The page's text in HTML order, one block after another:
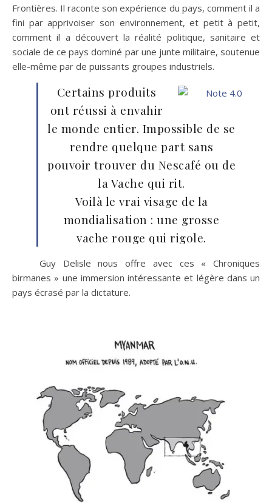
Frontières. Il raconte son expérience du pays, comment il a
fini par apprivoiser son environnement, et petit à petit,
comment il a découvert la réalité politique, sanitaire et
sociale de ce pays dominé par une junte militaire, soutenue
elle-même par de puissants groupes industriels.
Certains produits
ont réussi à envahir
le monde entier. Impossible de se
rendre quelque part sans
pouvoir trouver du Nescafé ou de
la Vache qui rit.
Voilà le vrai visage de la
mondialisation : une grosse
vache rouge qui rigole.
Guy Delisle nous offre avec ces « Chroniques
birmanes » une immersion intéressante et légère dans un
pays écrasé par la dictature.